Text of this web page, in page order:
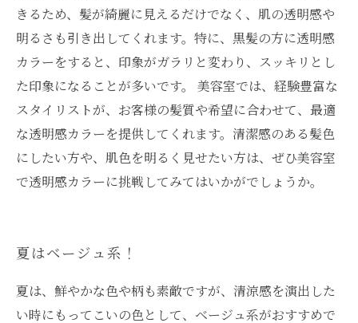
きるため、髪が綺麗に見えるだけでなく、肌の透明感や
明るさも引き出してくれます。特に、黒髪の方に透明感
カラーをすると、印象がガラリと変わり、スッキリとし
た印象になることが多いです。 美容室では、経験豊富な
スタイリストが、お客様の髪質や希望に合わせて、最適
な透明感カラーを提供してくれます。清潔感のある髪色
にしたい方や、肌色を明るく見せたい方は、ぜひ美容室
で透明感カラーに挑戦してみてはいかがでしょうか。
夏はベージュ系！
夏は、鮮やかな色や柄も素敵ですが、清涼感を演出した
い時にもってこいの色として、ベージュ系がおすすめで